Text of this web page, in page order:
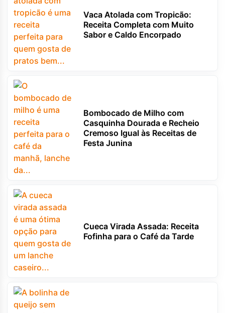
Vaca Atolada com Tropicão:
Receita Completa com Muito
Sabor e Caldo Encorpado
Bombocado de Milho com
Casquinha Dourada e Recheio
Cremoso Igual às Receitas de
Festa Junina
Cueca Virada Assada: Receita
Fofinha para o Café da Tarde